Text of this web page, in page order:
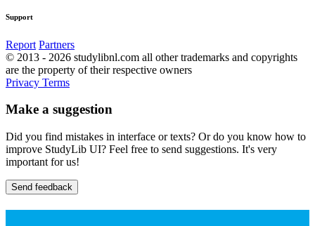
Support
Report Partners
© 2013 - 2026 studylibnl.com all other trademarks and copyrights
are the property of their respective owners
Privacy Terms
Make a suggestion
Did you find mistakes in interface or texts? Or do you know how to
improve StudyLib UI? Feel free to send suggestions. It's very
important for us!
Send feedback